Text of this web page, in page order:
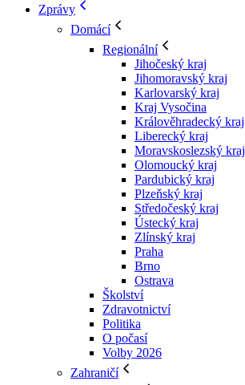
Zprávy
Domácí
Regionální
Jihočeský kraj
Jihomoravský kraj
Karlovarský kraj
Kraj Vysočina
Králověhradecký kraj
Liberecký kraj
Moravskoslezský kraj
Olomoucký kraj
Pardubický kraj
Plzeňský kraj
Středočeský kraj
Ústecký kraj
Zlínský kraj
Praha
Brno
Ostrava
Školství
Zdravotnictví
Politika
O počasí
Volby 2026
Zahraničí